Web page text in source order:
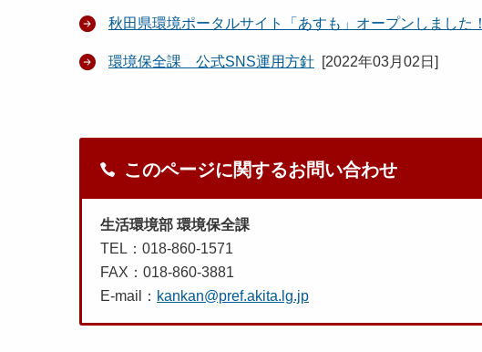
秋田県環境ポータルサイト「あすも」オープンしました！
環境保全課 公式SNS運用方針 [2022年03月02日 ]
このページに関するお問い合わせ
生活環境部 環境保全課
TEL：018-860-1571
FAX：018-860-3881
E-mail： kankan@pref.akita.lg.jp